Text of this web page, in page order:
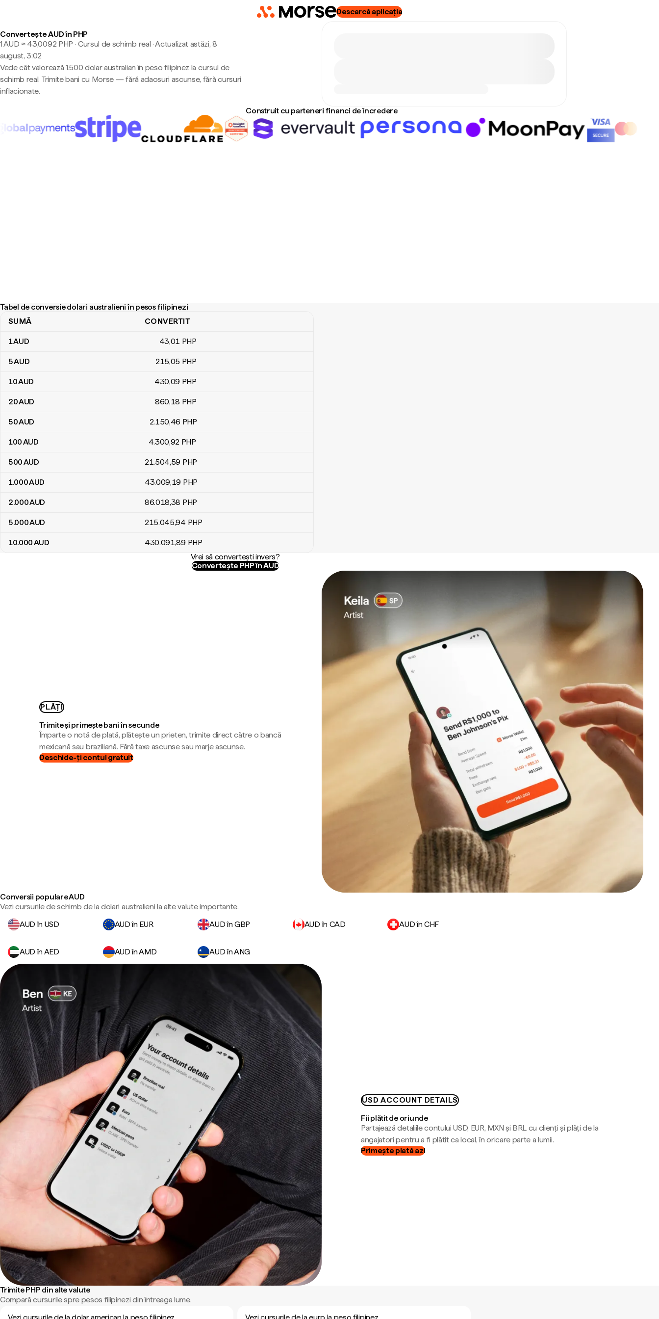
Descarcă aplicația
Convertește AUD în PHP
1 AUD ≈ 43,0092 PHP · Cursul de schimb real ·Actualizat astăzi, 8
august, 3:02
Vede cât valorează 1.500 dolar australian în peso filipinez la cursul de
schimb real. Trimite bani cu Morse — fără adaosuri ascunse, fără cursuri
inflacionate.
Construit cu parteneri financi de încredere
Tabel de conversie dolari australieni în pesos filipinezi
Tabel de conversie dolari australieni în pesos filipinezi
SUMĂ CONVERTIT
1AUD 43,01 PHP
5AUD 215,05 PHP
10AUD 430,09 PHP
20AUD 860,18 PHP
50AUD 2.150,46 PHP
100AUD 4.300,92 PHP
500AUD 21.504,59 PHP
1.000AUD 43.009,19 PHP
2.000AUD 86.018,38 PHP
5.000AUD 215.045,94 PHP
10.000AUD 430.091,89 PHP
Vrei să convertești invers?
Convertește PHP în AUD
PLĂȚI
Trimite și primește bani în secunde
Împarte o notă de plată, plătește un prieten, trimite direct către o bancă
mexicană sau braziliană. Fără taxe ascunse sau marje ascunse.
Deschide-ți contul gratuit
Conversii populare AUD
Vezi cursurile de schimb de la dolari australieni la alte valute importante.
AUD în USD
AUD în EUR AUD în GBP AUD în CAD AUD în CHF
AUD în AED AUD în AMD AUD în ANG
USD ACCOUNT DETAILS
Fii plătit de oriunde
Partajează detaliile contului USD, EUR, MXN și BRL cu clienți și plăți de la
angajatori pentru a fi plătit ca local, în oricare parte a lumii.
Primește plată azi
Trimite PHP din alte valute
Compară cursurile spre pesos filipinezi din întreaga lume.